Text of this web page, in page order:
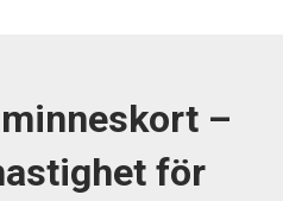
–
för